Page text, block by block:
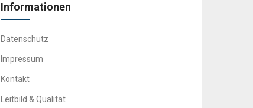
Informationen
Datenschutz
Impressum
Kontakt
Leitbild & Qualität